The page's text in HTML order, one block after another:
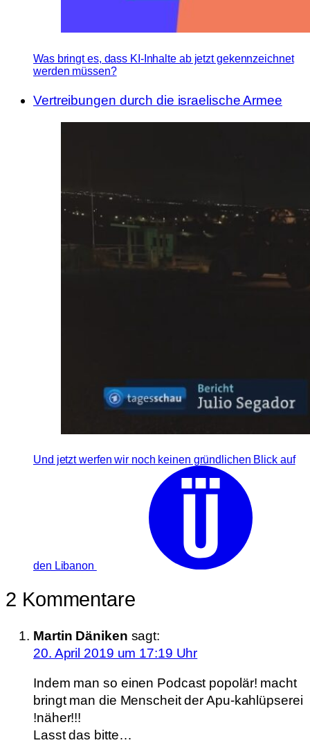
Was bringt es, dass KI-Inhalte ab jetzt gekennzeichnet
werden müssen?
Vertreibungen durch die israelische Armee
Und jetzt werfen wir noch keinen gründlichen Blick auf
den Libanon
2 Kommentare
Martin Däniken sagt:
20. April 2019 um 17:19 Uhr
Indem man so einen Podcast popolär! macht
bringt man die Menscheit der Apu-kahlüpserei
!näher!!!
Lasst das bitte…